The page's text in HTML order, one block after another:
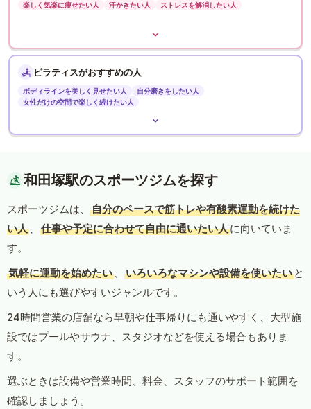
楽しく気楽に痩せたい人 汗かきたい人 ストレスを解消したい人
ピラティスがおすすめの人
ボディラインを美しく見せたい人
自分磨きをしたい人
女性だけの空間で楽しく続けたい人
和田塚駅のスポーツジムを探す
スポーツジムは、
自分のペースで筋トレや有酸素運動を続けた
い人 、 仕事や予定に合わせて自由に通いたい人に向いていま
す。
気軽に運動を始めたい 、 いろいろなマシンや設備を使いたい と
いう人にも選びやすいジャンルです。
24時間営業の店舗なら早朝や仕事帰りにも通いやすく、大型施
設ではプールやサウナ、スタジオなどを使える場合もありま
す。
選ぶときは設備や営業時間、料金、スタッフのサポート範囲を
確認しましょう。